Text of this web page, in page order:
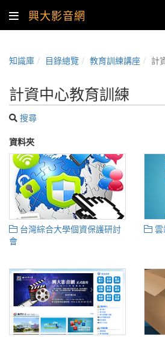
興大影音網
知識庫 目錄總覽 教育訓練講座 計
計資中心教育訓練
搜尋
資料夾
台灣綜合大學個資保護研討
會